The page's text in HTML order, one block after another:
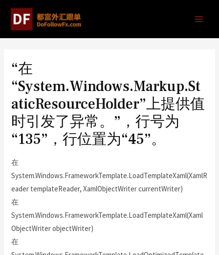
“在
“System.Windows.Markup.St
aticResourceHolder”上提供值
时引发了异常。”，行号为
“135”，行位置为“45”。
在
System.Windows.FrameworkTemplate.LoadTemplateXaml(XamlR
eader templateReader, XamlObjectWriter currentWriter)
在
System.Windows.FrameworkTemplate.LoadTemplateXaml(Xaml
ObjectWriter objectWriter)
在